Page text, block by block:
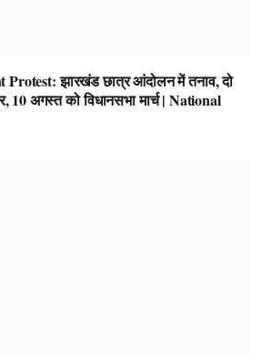
झारखंड छात्र आंदोलन में तनाव, दो
10 अगस्त को विधानसभा मार्च | National